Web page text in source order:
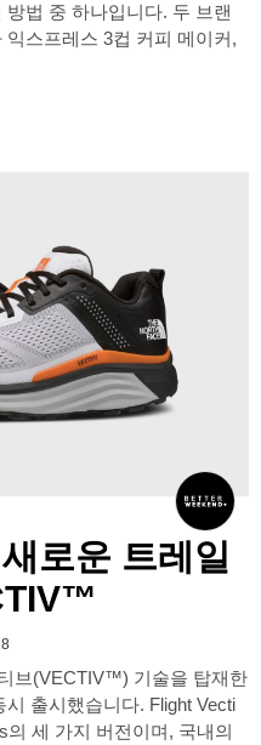
하나입니다. 두 브랜
스프레스 3컵 커피 메이커,
로운 트레일
브(VECTIV™) 기술을 탑재한
출시했습니다. Flight Vecti
의 세 가지 버전이며, 국내의